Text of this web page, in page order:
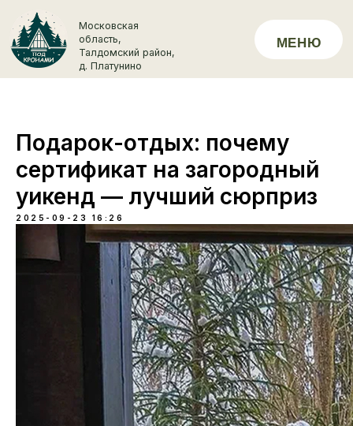
Московская
область,
Талдомский район,
д. Платунино
+7 (929)
МЕНЮ
Подарок-отдых: почему
сертификат на загородный
уикенд — лучший сюрприз
2025-09-23 16:26